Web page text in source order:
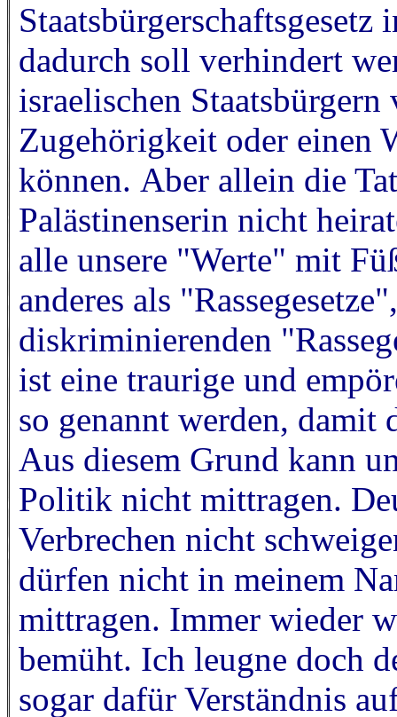
Staatsbürgerschaftsgesetz
dadurch soll verhindert
israelischen
Zugehörigkeit oder einen
können. Aber allein die
Palästinenserin nicht
alle unsere "Werte" mit
anderes als
diskriminierenden
ist eine traurige und
so genannt werden, damit
Aus diesem Grund kann
Politik nicht mittragen.
Verbrechen nicht
dürfen nicht in meinem
mittragen. Immer wieder
bemüht. Ich leugne doch
sogar dafür Verständnis